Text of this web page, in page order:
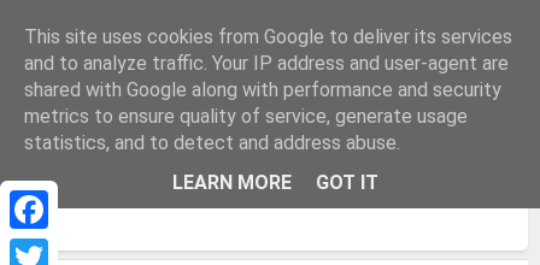
Facebook
FALANGISTAS Y MUSSOLINIANOS,
PRIMOS HERMANOS
This site uses cookies from Google to deliver its services
and to analyze traffic. Your IP address and user-agent are
shared with Google along with performance and security
metrics to ensure quality of service, generate usage
statistics, and to detect and address abuse.
LEARN MORE
GOT IT